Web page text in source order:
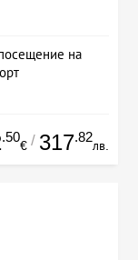
на
.50
€ / 317.82
лв.